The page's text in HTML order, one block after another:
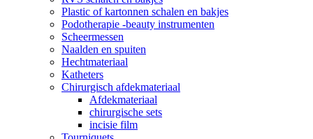
Plastic of kartonnen schalen en bakjes
Podotherapie -beauty instrumenten
Scheermessen
Naalden en spuiten
Hechtmateriaal
Katheters
Chirurgisch afdekmateriaal
Afdekmateriaal
chirurgische sets
incisie film